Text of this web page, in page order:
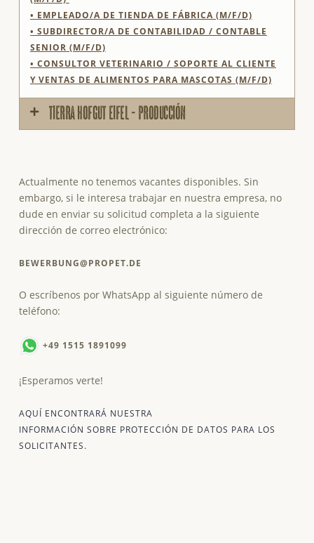
• EMPLEADO/A DE TIENDA DE FÁBRICA (M/F/D)
• SUBDIRECTOR/A DE CONTABILIDAD / CONTABLE
SENIOR (M/F/D)
• CONSULTOR VETERINARIO / SOPORTE AL CLIENTE
Y VENTAS DE ALIMENTOS PARA MASCOTAS (M/F/D)
tierra hofgut eifel - producción
Actualmente no tenemos vacantes disponibles. Sin
embargo, si le interesa trabajar en nuestra empresa, no
dude en enviar su solicitud completa a la siguiente
dirección de correo electrónico:
BEWERBUNG@PROPET.DE
O escríbenos por WhatsApp al siguiente número de
teléfono:
+49 1515 1891099
¡Esperamos verte!
AQUÍ ENCONTRARÁ NUESTRA
INFORMACIÓN SOBRE PROTECCIÓN DE DATOS PARA LOS
SOLICITANTES.